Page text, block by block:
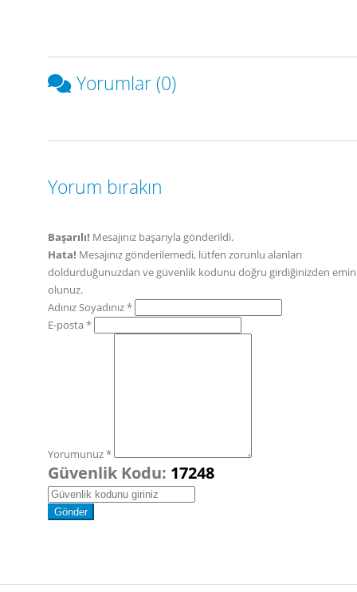
Yorumlar (0)
Yorum bırakın
Başarılı! Mesajınız başarıyla gönderildi.
Hata! Mesajınız gönderilemedi, lütfen zorunlu alanları
doldurduğunuzdan ve güvenlik kodunu doğru girdiğinizden emin
olunuz.
Adınız Soyadınız *
E-posta *
Yorumunuz *
Güvenlik Kodu: 17248